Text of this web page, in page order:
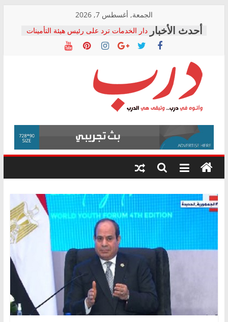
content
الجمعة, أغسطس 7, 2026
دار الخدمات ترد على رئيس هيئة التأمينات
بعد مؤتمره الصحفي: إنكار الأزمة لا ينهي
معاناة أصحاب المعاشات.. ونطالب بكشف
فرحات سليمان يكتب: القطاع الصحي إلى
أين؟
حزب التحالف الشعبي يطلق لجنة “الحق
في الصحة” بالإسكندرية لرصد الانتهاكات
ودعم المرضى
الوزاري لمدينة الصحفيين.. وانتهاء أعمال
إنشاء المبنى الإداري
المجلس القومي لحقوق الإنسان يعلن
متابعة قضية الدكتور محمد زهران.. ويؤكد:
قرينة البراءة وضمانات المحاكمة العادلة
درب
وأتوه
درب..
وتبقى
هي